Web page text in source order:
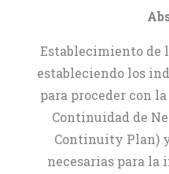
Establecimiento de
estableciendo los
para proceder con
Continuidad de
Continuity Plan)
necesarias para la